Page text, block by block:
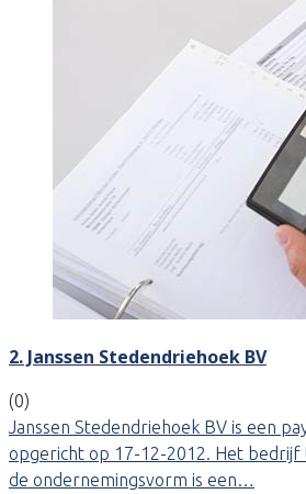
2. Janssen Stedendriehoek BV
(0)
Janssen Stedendriehoek BV is een
opgericht op 17-12-2012. Het
de ondernemingsvorm is een…